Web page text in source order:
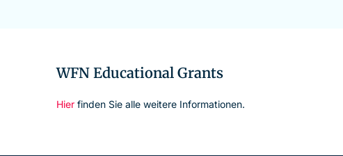
WFN Educational Grants
Hierfinden Sie alle weitere Informationen.